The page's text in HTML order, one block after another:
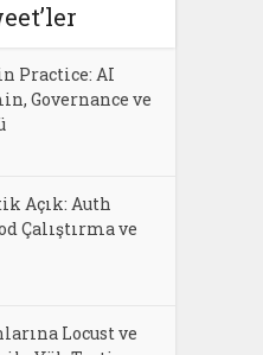
Practice: AI
Governance ve
Açık: Auth
Çalıştırma ve
Locust ve